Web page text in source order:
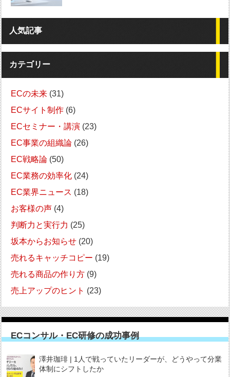
人気記事
カテゴリー
ECの未来 (31)
ECサイト制作 (6)
ECセミナー・講演 (23)
EC事業の組織論 (26)
EC戦略論 (50)
EC業務の効率化 (24)
EC業界ニュース (18)
お客様の声 (4)
判断力と実行力 (25)
坂本からお知らせ (20)
売れるキャッチコピー (19)
売れる商品の作り方 (9)
売上アップのヒント (23)
ECコンサル・EC研修の成功事例
澤井珈琲 | 1人で戦っていたリーダーが、どうやって分業
体制にシフトしたか